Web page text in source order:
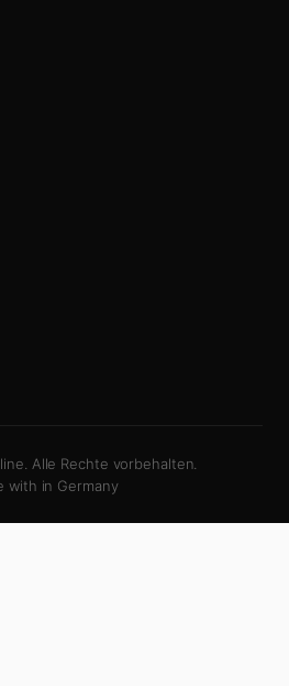
Alle Rechte vorbehalten.
with in Germany